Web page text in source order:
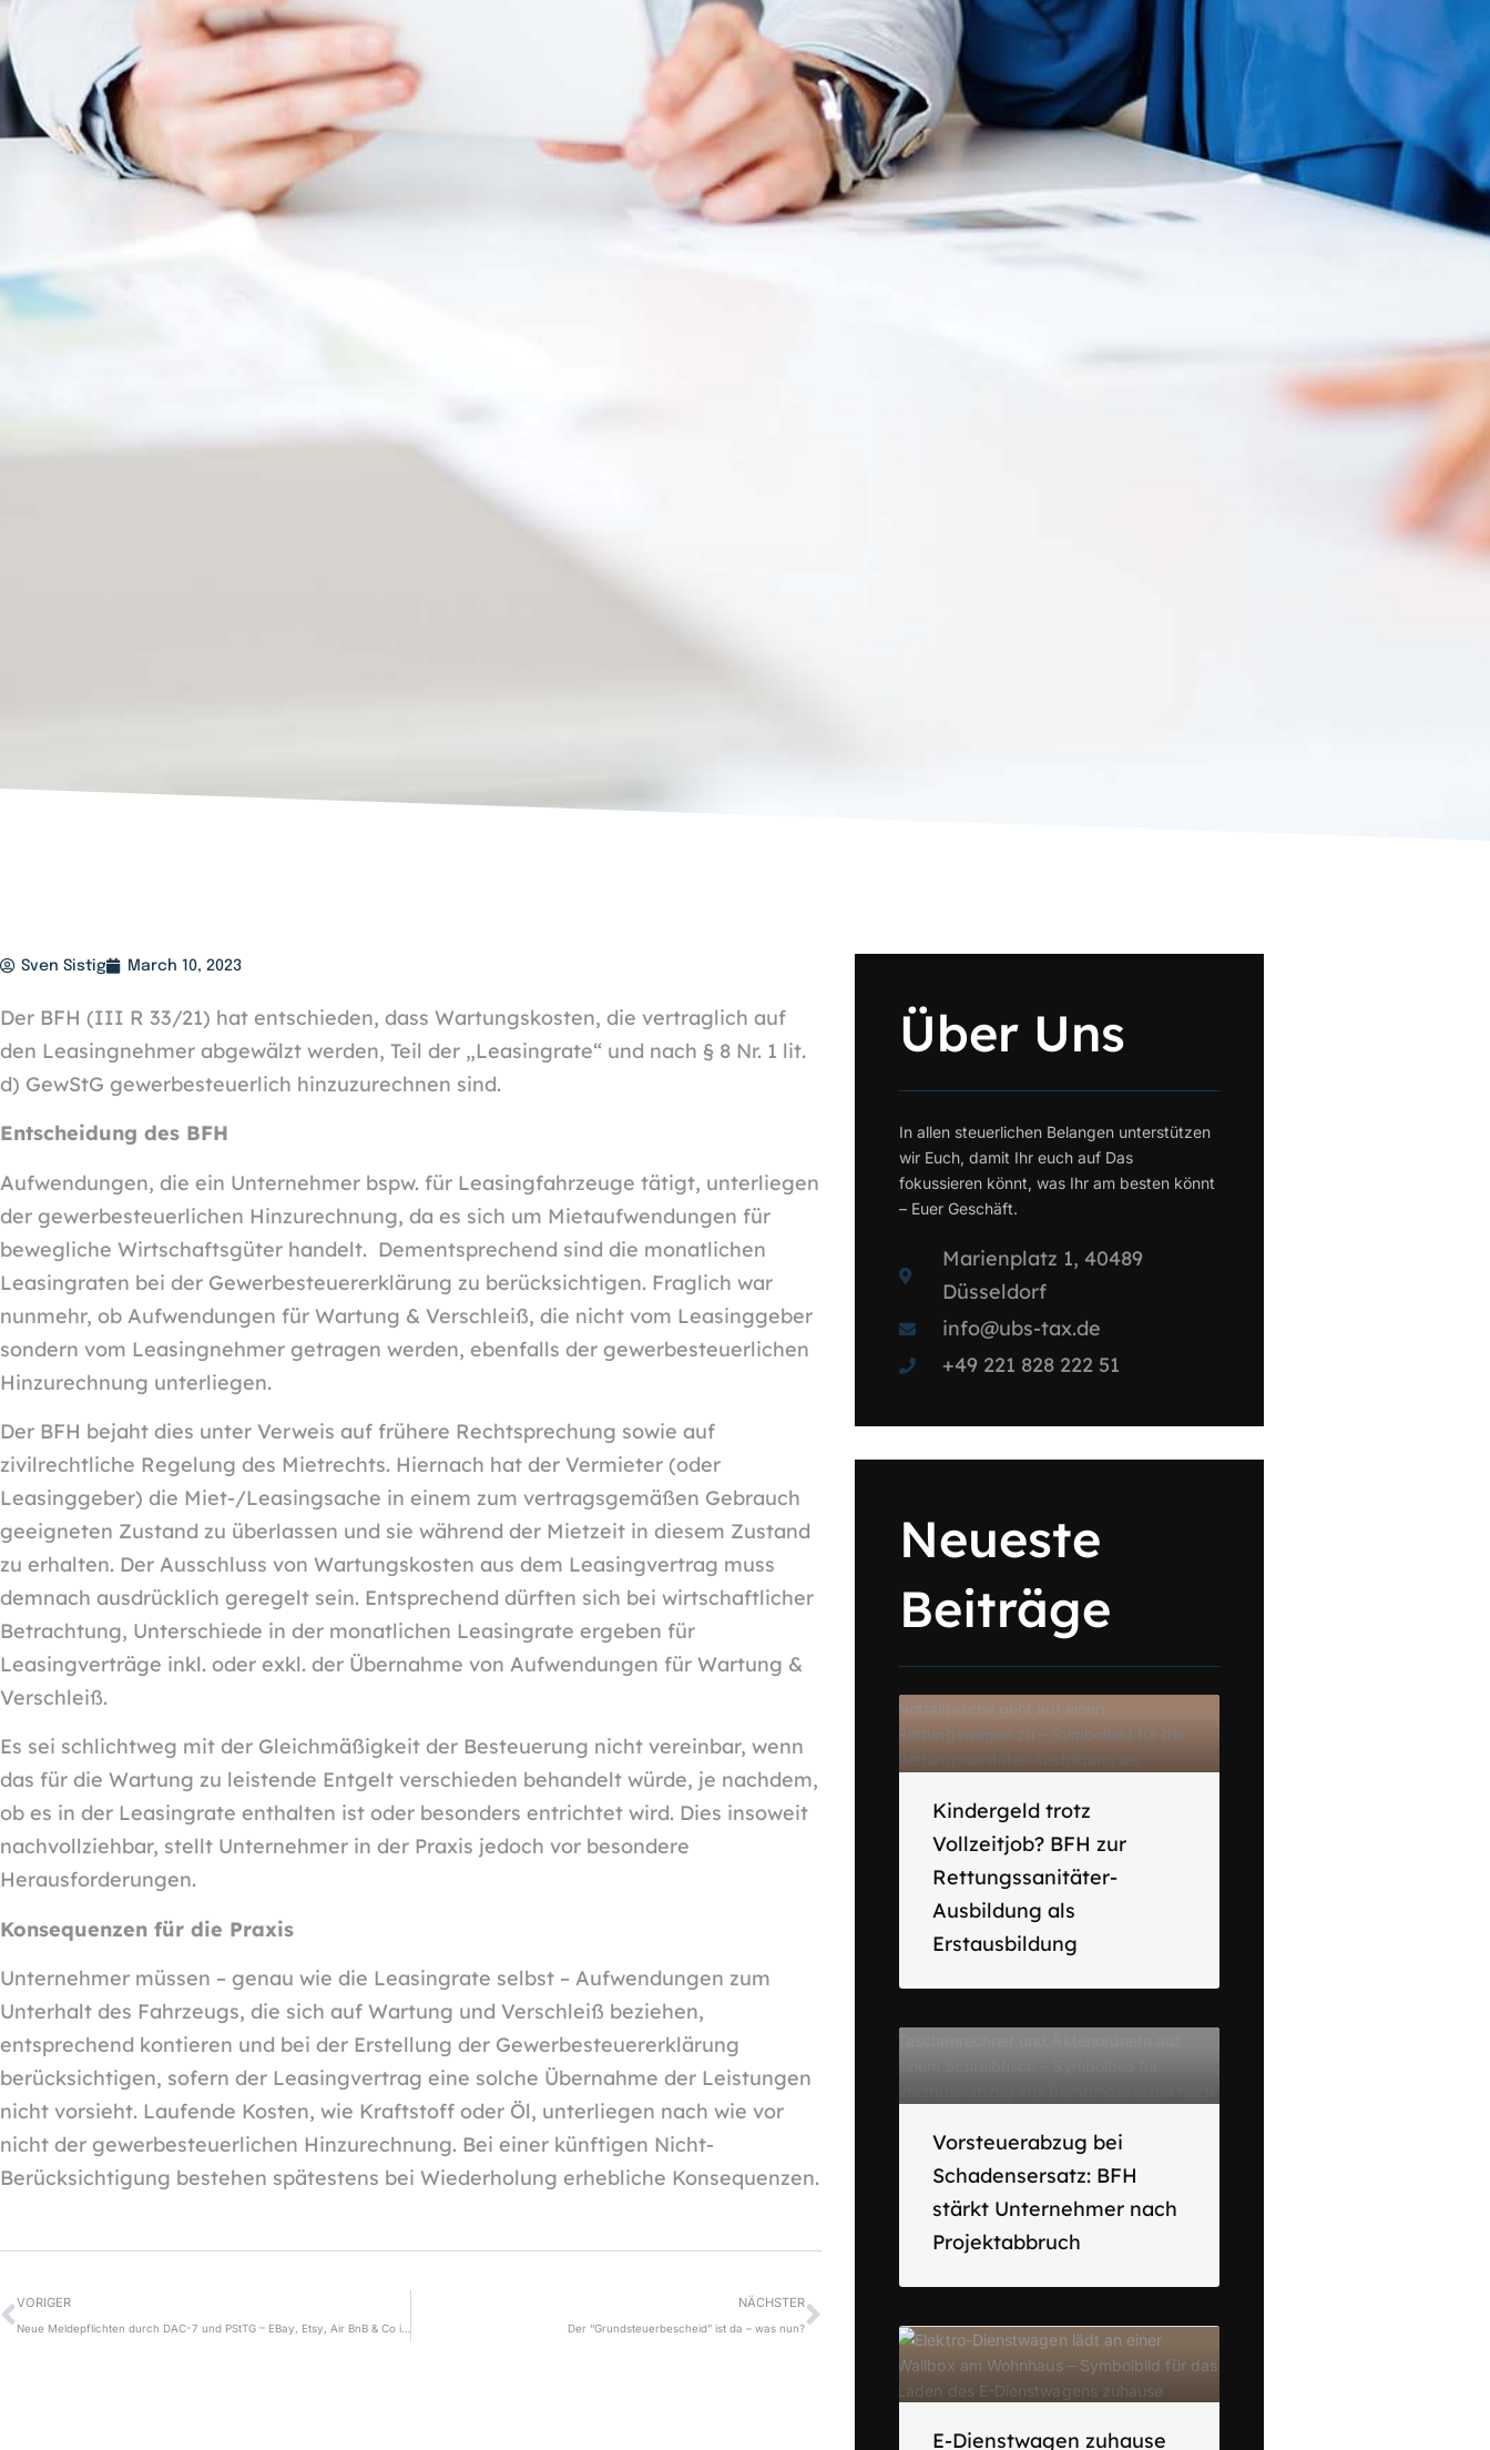
Sven Sistig March 10, 2023
Der BFH (III R 33/21) hat entschieden, dass Wartungskosten, die vertraglich auf
den Leasingnehmer abgewälzt werden, Teil der „Leasingrate“ und nach § 8 Nr. 1 lit.
d) GewStG gewerbesteuerlich hinzuzurechnen sind.
Entscheidung des BFH
Aufwendungen, die ein Unternehmer bspw. für Leasingfahrzeuge tätigt, unterliegen
der gewerbesteuerlichen Hinzurechnung, da es sich um Mietaufwendungen für
bewegliche Wirtschaftsgüter handelt. Dementsprechend sind die monatlichen
Leasingraten bei der Gewerbesteuererklärung zu berücksichtigen. Fraglich war
nunmehr, ob Aufwendungen für Wartung & Verschleiß, die nicht vom Leasinggeber
sondern vom Leasingnehmer getragen werden, ebenfalls der gewerbesteuerlichen
Hinzurechnung unterliegen.
Der BFH bejaht dies unter Verweis auf frühere Rechtsprechung sowie auf
zivilrechtliche Regelung des Mietrechts. Hiernach hat der Vermieter (oder
Leasinggeber) die Miet-/Leasingsache in einem zum vertragsgemäßen Gebrauch
geeigneten Zustand zu überlassen und sie während der Mietzeit in diesem Zustand
zu erhalten. Der Ausschluss von Wartungskosten aus dem Leasingvertrag muss
demnach ausdrücklich geregelt sein. Entsprechend dürften sich bei wirtschaftlicher
Betrachtung, Unterschiede in der monatlichen Leasingrate ergeben für
Leasingverträge inkl. oder exkl. der Übernahme von Aufwendungen für Wartung &
Verschleiß.
Es sei schlichtweg mit der Gleichmäßigkeit der Besteuerung nicht vereinbar, wenn
das für die Wartung zu leistende Entgelt verschieden behandelt würde, je nachdem,
ob es in der Leasingrate enthalten ist oder besonders entrichtet wird. Dies insoweit
nachvollziehbar, stellt Unternehmer in der Praxis jedoch vor besondere
Herausforderungen.
Konsequenzen für die Praxis
Unternehmer müssen – genau wie die Leasingrate selbst – Aufwendungen zum
Unterhalt des Fahrzeugs, die sich auf Wartung und Verschleiß beziehen,
entsprechend kontieren und bei der Erstellung der Gewerbesteuererklärung
berücksichtigen, sofern der Leasingvertrag eine solche Übernahme der Leistungen
nicht vorsieht. Laufende Kosten, wie Kraftstoff oder Öl, unterliegen nach wie vor
nicht der gewerbesteuerlichen Hinzurechnung. Bei einer künftigen Nicht-
Berücksichtigung bestehen spätestens bei Wiederholung erhebliche Konsequenzen.
VORIGER NÄCHSTER
Der “Grundsteuerbescheid” ist da – was nun?
Über Uns
In allen steuerlichen Belangen unterstützen
wir Euch, damit Ihr euch auf Das
fokussieren könnt, was Ihr am besten könnt
– Euer Geschäft.
Marienplatz 1, 40489
Düsseldorf
info@ubs-tax.de
+49 221 828 222 51
Neueste
Beiträge
Kindergeld trotz
Vollzeitjob? BFH zur
Rettungssanitäter-
Ausbildung als
Erstausbildung
Vorsteuerabzug bei
Schadensersatz: BFH
stärkt Unternehmer nach
Projektabbruch
E-Dienstwagen zuhause